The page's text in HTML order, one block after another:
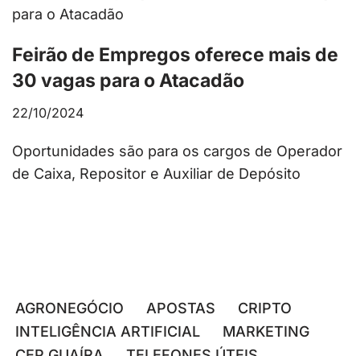
Feirão de Empregos oferece mais de
30 vagas para o Atacadão
22/10/2024
Oportunidades são para os cargos de Operador
de Caixa, Repositor e Auxiliar de Depósito
AGRONEGÓCIO APOSTAS
CRIPTO
INTELIGÊNCIA ARTIFICIAL
MARKETING